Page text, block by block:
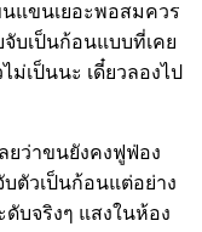
นแขนเยอะพอสมควร
บเป็นก้อนแบบที่เคย
ม่เป็นนะ เดี๋ยวลองไป
ยว่าขนยังคงฟูฟ่อง
ตัวเป็นก้อนแต่อย่าง
บจริงๆ แสงในห้อง